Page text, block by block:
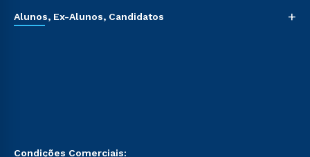
Alunos, Ex-Alunos, Candidatos +
Condições Comerciais: